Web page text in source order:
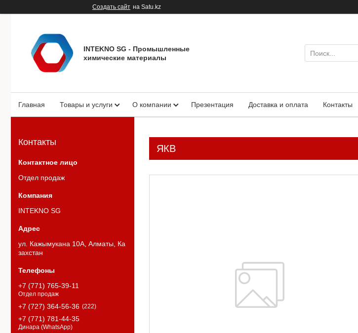
Создать сайт на Satu.kz
INTEKNO SG - Промышленные
химические материалы
Главная Товары и услуги О компании Презентация Доставка и оплата Контакты
ЯКВ
Контакты
Отдел продаж
INTEKNO SG
ул. Кажымукана 10А, Алматы, Ка
захстан
+7 (771) 765-39-11
Отдел продаж
+7 (727) 364-56-36 222
+7 (771) 781-44-35
Динара (WhatsApp)